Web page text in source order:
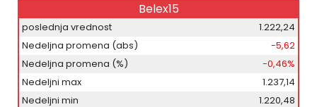
Belex15
poslednja vrednost
1.222,24
Nedeljna promena (abs)
-5,62
Nedeljna promena (%)
-0,46%
Nedeljni max
1.237,14
Nedeljni min
1.220,48